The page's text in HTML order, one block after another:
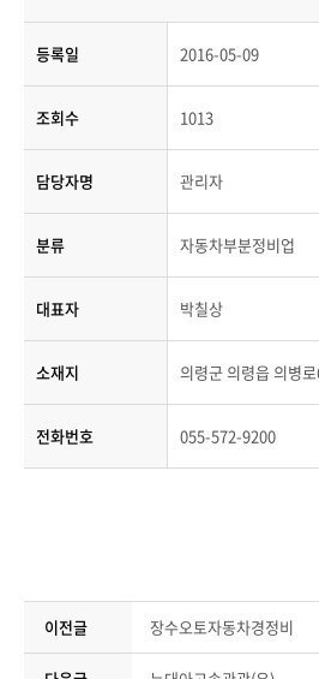
등록일 2016-05-09
조회수 1013
담당자명 관리자
분류 자동차부분정비업
대표자 박칠상
소재지 의령군 의령읍 의병
전화번호 055-572-9200
이전글 장수오토자동차경정비